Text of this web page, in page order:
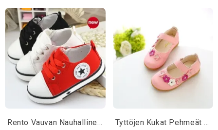
Rento Vauvan Nauhallinen Tähtilenkkari Tyttöjen Kukat Pehmeät Nahkasandaalit